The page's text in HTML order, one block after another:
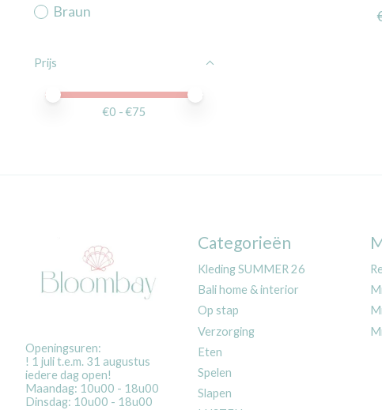
Braun
Prijs
Minimale prijswaarde
Price maximum value
€0 - €75
Openingsuren:
! 1 juli t.e.m. 31 augustus
iedere dag open!
Maandag: 10u00 - 18u00
Dinsdag: 10u00 - 18u00
Categorieën
Kleding SUMMER 26
Bali home & interior
Op stap
Verzorging
Eten
Spelen
Slapen